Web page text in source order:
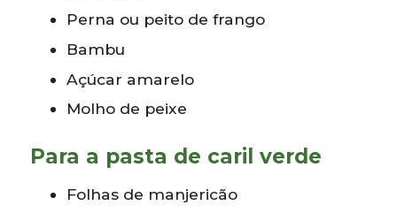
Perna ou peito de frango
Bambu
Açúcar amarelo
Molho de peixe
Para a pasta de caril verde
Folhas de manjericão